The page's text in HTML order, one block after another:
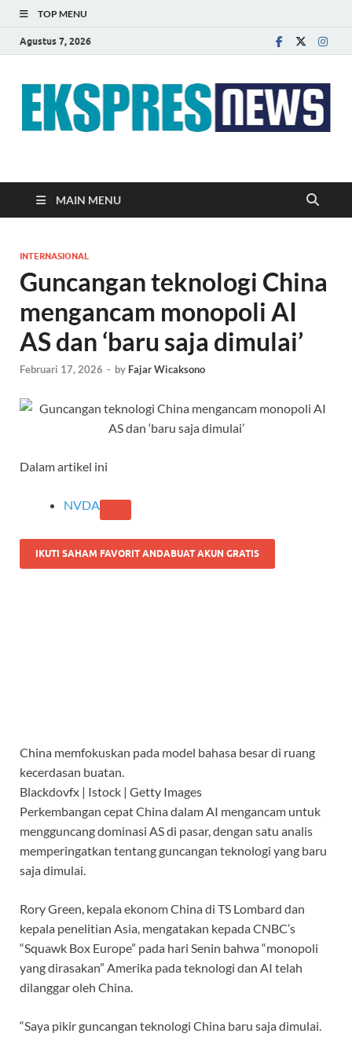
TOP MENU
Agustus 7, 2026
EKSPRES NEWS
MAIN MENU
INTERNASIONAL
Guncangan teknologi China
mengancam monopoli AI
AS dan ‘baru saja dimulai’
Februari 17, 2026 - by Fajar Wicaksono
Dalam artikel ini
NVDA
IKUTI SAHAM FAVORIT ANDABUAT AKUN GRATIS
China memfokuskan pada model bahasa besar di ruang
kecerdasan buatan.
Blackdovfx | Istock | Getty Images
Perkembangan cepat China dalam AI mengancam untuk
mengguncang dominasi AS di pasar, dengan satu analis
memperingatkan tentang guncangan teknologi yang baru
saja dimulai.
Rory Green, kepala ekonom China di TS Lombard dan
kepala penelitian Asia, mengatakan kepada CNBC’s
“Squawk Box Europe” pada hari Senin bahwa “monopoli
yang dirasakan” Amerika pada teknologi dan AI telah
dilanggar oleh China.
“Saya pikir guncangan teknologi China baru saja dimulai.